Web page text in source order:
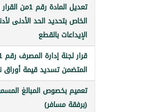
الخاص بتحديد الحد الأدنى
الإيداعات بالقطع
المتضمن تسديد قيمة
تعميم بخصوص المبالغ
(برفقة مسافر)